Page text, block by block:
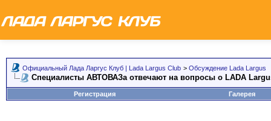
Официальный Лада Ларгус Клуб | Lada Largus Club > Обсуждение Lada Largus
Специалисты АВТОВАЗа отвечают на вопросы о LADA
Регистрация Галерея